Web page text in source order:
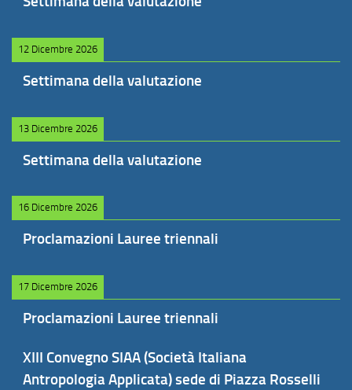
12 Dicembre 2026
Settimana della valutazione
13 Dicembre 2026
Settimana della valutazione
16 Dicembre 2026
Proclamazioni Lauree triennali
17 Dicembre 2026
Proclamazioni Lauree triennali
XIII Convegno SIAA (Società Italiana
Antropologia Applicata) sede di Piazza Rosselli